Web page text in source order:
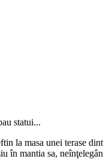
statui...
la masa unei terase
în mantia sa,